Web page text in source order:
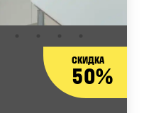
СКИДКА
50%